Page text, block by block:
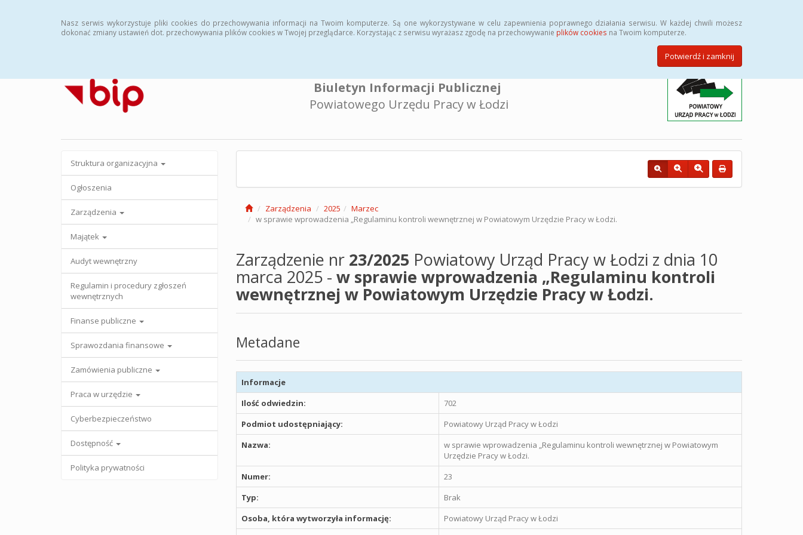
Nasz serwis wykorzystuje pliki cookies do przechowywania informacji na Twoim komputerze. Są one wykorzystywane w celu zapewnienia poprawnego działania serwisu. W każdej chwili możesz
dokonać zmiany ustawień dot. przechowywania plików cookies w Twojej przeglądarce. Korzystając z serwisu wyrażasz zgodę na przechowywanie plików cookies na Twoim komputerze.
Potwierdź i zamknij
Biuletyn Informacji Publicznej
Powiatowego Urzędu Pracy w Łodzi
Struktura organizacyjna
Ogłoszenia
Zarządzenia
Majątek
Audyt wewnętrzny
Regulamin i procedury zgłoszeń
wewnętrznych
Finanse publiczne
Sprawozdania finansowe
Zamówienia publiczne
Praca w urzędzie
Cyberbezpieczeństwo
Dostępność
Polityka prywatności
Zarządzenia 2025
Marzec
w sprawie wprowadzenia „Regulaminu kontroli wewnętrznej w Powiatowym Urzędzie Pracy w Łodzi.
Zarządzenie nr 23/2025 Powiatowy Urząd Pracy w Łodzi z dnia 10
marca 2025 - w sprawie wprowadzenia „Regulaminu kontroli
wewnętrznej w Powiatowym Urzędzie Pracy w Łodzi.
Metadane
Informacje
Ilość odwiedzin:
702
Podmiot udostępniający:
Powiatowy Urząd Pracy w Łodzi
Nazwa:
w sprawie wprowadzenia „Regulaminu kontroli wewnętrznej w Powiatowym
Urzędzie Pracy w Łodzi.
Numer:
23
Typ:
Brak
Osoba, która wytworzyła informację:
Powiatowy Urząd Pracy w Łodzi